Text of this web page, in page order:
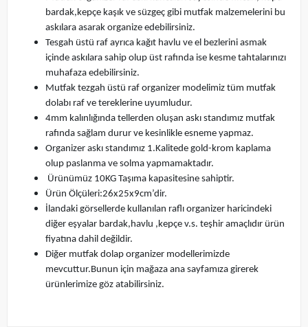
bardak,kepçe kaşık ve süzgeç gibi mutfak malzemelerini bu
askılara asarak organize edebilirsiniz.
Tesgah üstü raf ayrıca kağıt havlu ve el bezlerini asmak
içinde askılara sahip olup üst rafında ise kesme tahtalarınızı
muhafaza edebilirsiniz.
Mutfak tezgah üstü raf organizer modelimiz tüm mutfak
dolabı raf ve tereklerine uyumludur.
4mm kalınlığında tellerden oluşan askı standımız mutfak
rafında sağlam durur ve kesinlikle esneme yapmaz.
Organizer askı standımız 1.Kalitede gold-krom kaplama
olup paslanma ve solma yapmamaktadır.
Ürünümüz 10KG Taşıma kapasitesine sahiptir.
Ürün Ölçüleri:26x25x9cm’dir.
İlandaki görsellerde kullanılan raflı organizer haricindeki
diğer eşyalar bardak,havlu ,kepçe v.s. teşhir amaçlıdır ürün
fiyatına dahil değildir.
Diğer mutfak dolap organizer modellerimizde
mevcuttur.Bunun için mağaza ana sayfamıza girerek
ürünlerimize göz atabilirsiniz.